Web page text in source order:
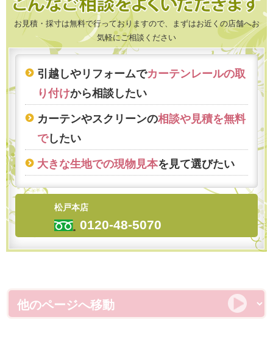
お見積・採寸は無料で行っておりますので、まずはお近くの店舗へお
気軽にご相談ください
引越しやリフォームでカーテンレールの取
り付けから相談したい
カーテンやスクリーンの相談や見積を無料
でしたい
大きな生地での現物見本を見て選びたい
松戸本店
0120-48-5070